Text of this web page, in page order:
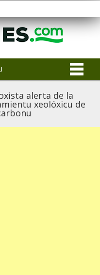
alerta de la
xeolóxicu de